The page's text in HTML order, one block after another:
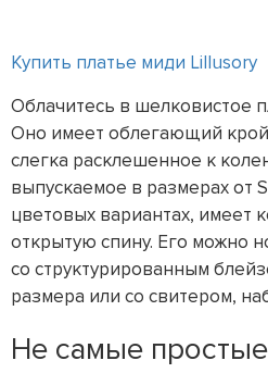
Купить платье миди Lillusory
Облачитесь в шелковистое
Оно имеет облегающий крой
слегка расклешенное к
выпускаемое в размерах от
цветовых вариантах, имеет
открытую спину. Его можно
со структурированным
размера или со свитером,
Не самые